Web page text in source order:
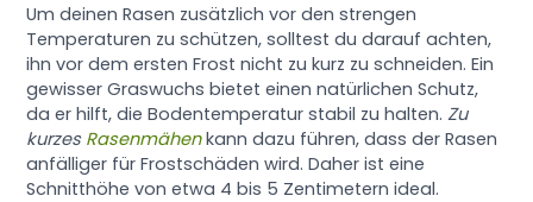
Um deinen Rasen zusätzlich vor den strengen
Temperaturen zu schützen, solltest du darauf achten,
ihn vor dem ersten Frost nicht zu kurz zu schneiden. Ein
gewisser Graswuchs bietet einen natürlichen Schutz,
da er hilft, die Bodentemperatur stabil zu halten.Zu
kurzes Rasenmähenkann dazu führen, dass der Rasen
anfälliger für Frostschäden wird. Daher ist eine
Schnitthöhe von etwa 4 bis 5 Zentimetern ideal.